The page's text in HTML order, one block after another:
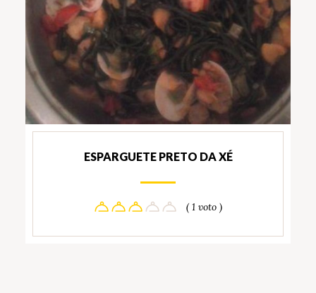
ESPARGUETE PRETO DA XÉ
( 1 voto )